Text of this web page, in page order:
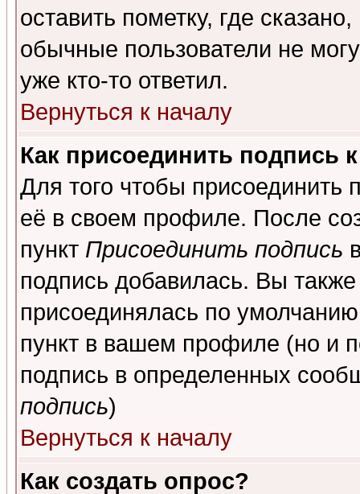
оставить пометку, где
обычные пользователи не
уже кто-то ответил.
Вернуться к началу
Как присоединить подпись
Для того чтобы присоединить
её в своем профиле. После
пункт Присоединить подпись
подпись добавилась. Вы
присоединялась по
пункт в вашем профиле (но и
подпись в определенных
подпись)
Вернуться к началу
Как создать опрос?